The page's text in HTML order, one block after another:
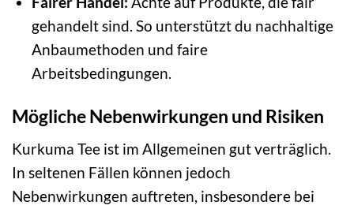
gehandelt sind. So unterstützt du nachhaltige
Anbaumethoden und faire
Arbeitsbedingungen.
Mögliche Nebenwirkungen und Risiken
Kurkuma Tee ist im Allgemeinen gut verträglich.
In seltenen Fällen können jedoch
Nebenwirkungen auftreten, insbesondere bei